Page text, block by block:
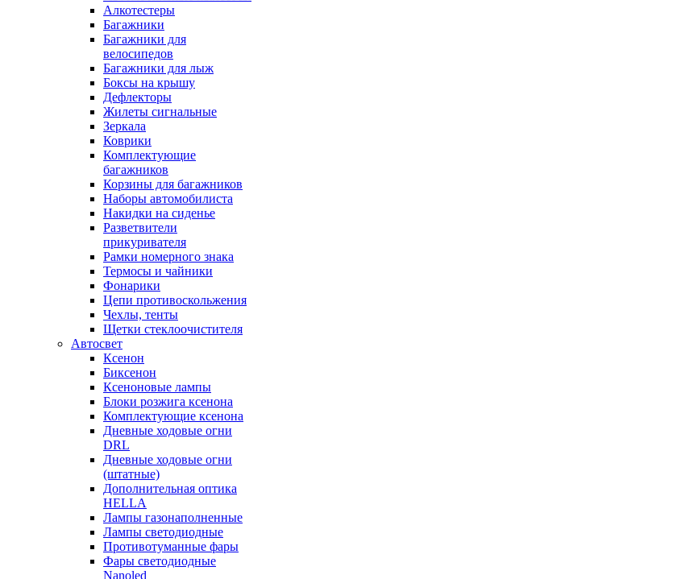
Алкотестеры
Багажники
Багажники для
велосипедов
Багажники для лыж
Боксы на крышу
Дефлекторы
Жилеты сигнальные
Зеркала
Коврики
Комплектующие
багажников
Корзины для багажников
Наборы автомобилиста
Накидки на сиденье
Разветвители
прикуривателя
Рамки номерного знака
Термосы и чайники
Фонарики
Цепи противоскольжения
Чехлы, тенты
Щетки стеклоочистителя
Автосвет
Ксенон
Биксенон
Ксеноновые лампы
Блоки розжига ксенона
Комплектующие ксенона
Дневные ходовые огни
DRL
Дневные ходовые огни
(штатные)
Дополнительная оптика
HELLA
Лампы газонаполненные
Лампы светодиодные
Противотуманные фары
Фары светодиодные
Nanoled